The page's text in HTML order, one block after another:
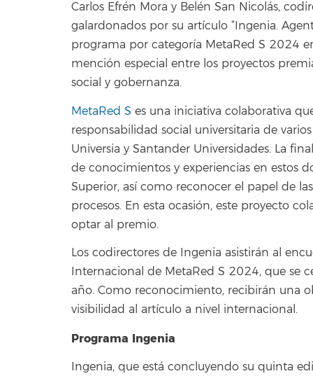
Carlos Efrén Mora y Belén San Nicolás,
galardonados por su artículo “Ingenia.
programa por categoría MetaRed S 2024
mención especial entre los proyectos
social y gobernanza.
MetaRed S es una iniciativa colaborativa
responsabilidad social universitaria de
Universia y Santander Universidades. La
de conocimientos y experiencias en estos
Superior, así como reconocer el papel de
procesos. En esta ocasión, este proyecto
optar al premio.
Los codirectores de Ingenia asistirán al
Internacional de MetaRed S 2024, que se
año. Como reconocimiento, recibirán una
visibilidad al artículo a nivel internacional.
Programa Ingenia
Ingenia, que está concluyendo su quinta